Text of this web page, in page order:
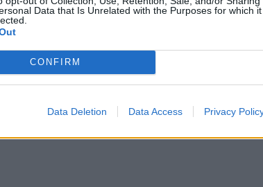
Data that Is Unrelated with the Purposes for which it
CONFIRM
Data Deletion Data Access Privacy